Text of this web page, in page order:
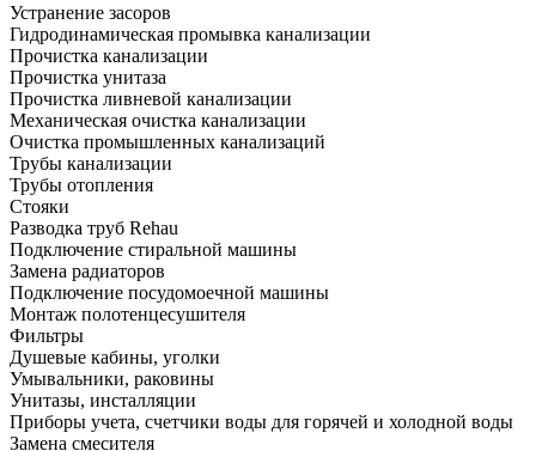
Устранение засоров
Гидродинамическая промывка канализации
Прочистка канализации
Прочистка унитаза
Прочистка ливневой канализации
Механическая очистка канализации
Очистка промышленных канализаций
Трубы канализации
Трубы отопления
Стояки
Разводка труб Rehau
Подключение стиральной машины
Замена радиаторов
Подключение посудомоечной машины
Монтаж полотенцесушителя
Фильтры
Душевые кабины, уголки
Умывальники, раковины
Унитазы, инсталляции
Приборы учета, счетчики воды для горячей и холодной воды
Замена смесителя